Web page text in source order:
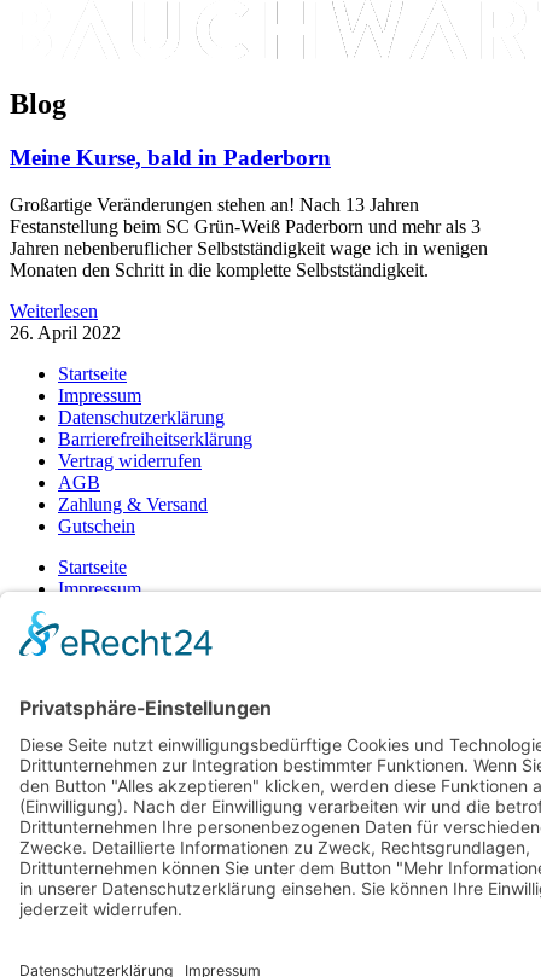
Blog
Meine Kurse, bald in Paderborn
Großartige Veränderungen stehen an! Nach 13 Jahren
Festanstellung beim SC Grün-Weiß Paderborn und mehr als 3
Jahren nebenberuflicher Selbstständigkeit wage ich in wenigen
Monaten den Schritt in die komplette Selbstständigkeit.
Weiterlesen
26. April 2022
Startseite
Impressum
Datenschutzerklärung
Barrierefreiheitserklärung
Vertrag widerrufen
AGB
Zahlung & Versand
Gutschein
Startseite
Impressum
Barrierefreiheitserklärung
Vertrag widerrufen
Zahlung & Versand
Gutschein
© 2026Bauchwärts Paderborn|hello@bauchwaerts-paderborn.de